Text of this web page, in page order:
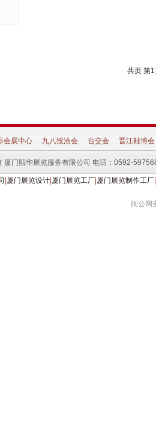
共页 第1
会展中心 九八投洽会 台交会 晋江鞋博会
厦门熙华展览服务有限公司 电话：0592-
厦门展览设计 厦门展览工厂 厦门展览制作工厂
闽公网